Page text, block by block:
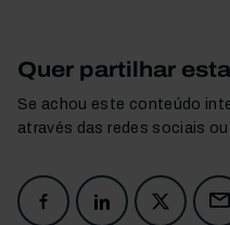
Quer partilhar
Se achou este conteúdo
através das redes sociais ou